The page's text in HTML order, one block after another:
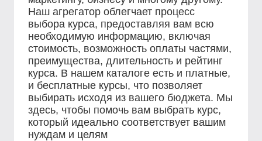
Наш агрегатор облегчает процесс
выбора курса, предоставляя вам всю
необходимую информацию, включая
стоимость, возможность оплаты частями,
преимущества, длительность и рейтинг
курса. В нашем каталоге есть и платные,
и бесплатные курсы, что позволяет
выбирать исходя из вашего бюджета. Мы
здесь, чтобы помочь вам выбрать курс,
который идеально соответствует вашим
нуждам и целям